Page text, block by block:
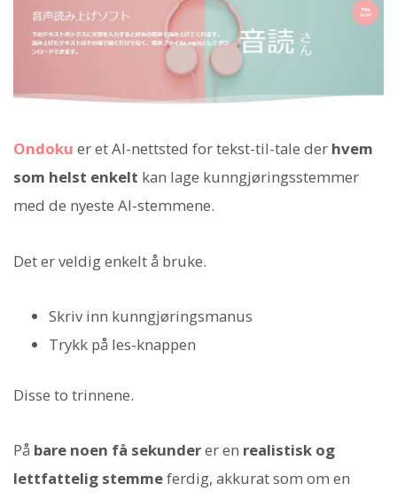
Ondoku er et AI-nettsted for tekst-til-tale der hvem
som helst enkelt kan lage kunngjøringsstemmer
med de nyeste AI-stemmene.
Det er veldig enkelt å bruke.
Skriv inn kunngjøringsmanus
Trykk på les-knappen
Disse to trinnene.
På bare noen få sekunderer en realistisk og
lettfattelig stemmeferdig, akkurat som om en